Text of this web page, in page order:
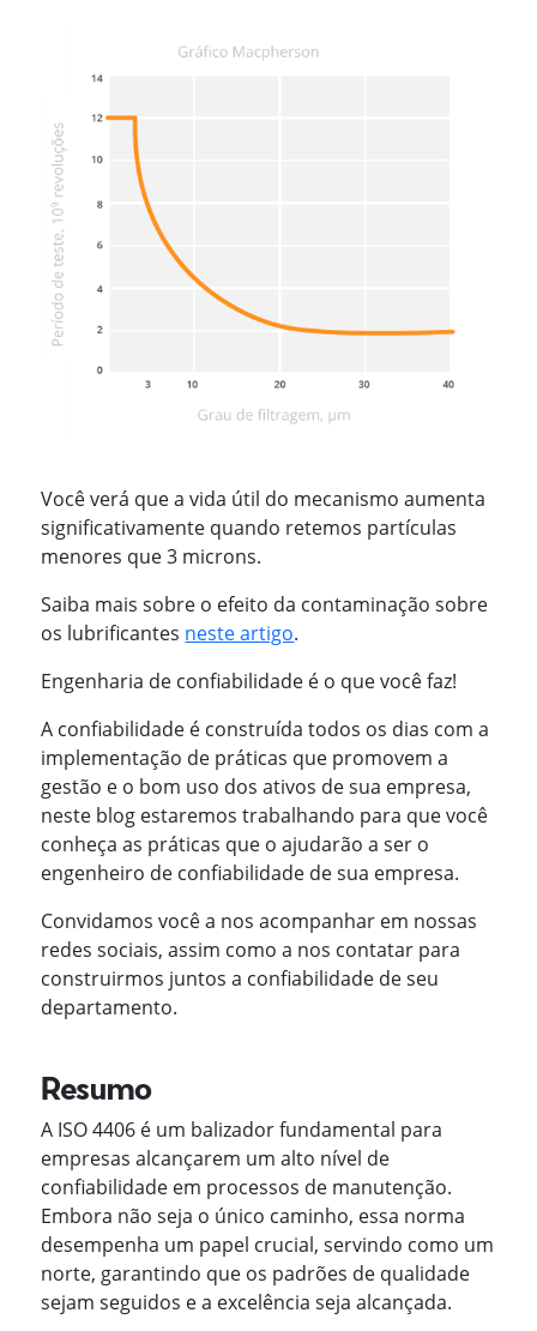
Você verá que a vida útil do mecanismo aumenta
significativamente quando retemos partículas
menores que 3 microns.
Saiba mais sobre o efeito da contaminação sobre
os lubrificantes neste artigo.
Engenharia de confiabilidade é o que você faz!
A confiabilidade é construída todos os dias com a
implementação de práticas que promovem a
gestão e o bom uso dos ativos de sua empresa,
neste blog estaremos trabalhando para que você
conheça as práticas que o ajudarão a ser o
engenheiro de confiabilidade de sua empresa.
Convidamos você a nos acompanhar em nossas
redes sociais, assim como a nos contatar para
construirmos juntos a confiabilidade de seu
departamento.
Resumo
A ISO 4406 é um balizador fundamental para
empresas alcançarem um alto nível de
confiabilidade em processos de manutenção.
Embora não seja o único caminho, essa norma
desempenha um papel crucial, servindo como um
norte, garantindo que os padrões de qualidade
sejam seguidos e a excelência seja alcançada.